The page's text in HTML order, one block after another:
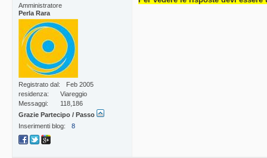
Amministratore
Perla Rara
Registrato dal
Feb 2005
residenza
Viareggio
Messaggi
118,186
Grazie Partecipo / Passo
Inserimenti blog
8